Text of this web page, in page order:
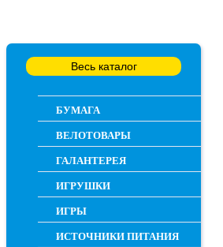
Весь каталог
БУМАГА
ВЕЛОТОВАРЫ
ГАЛАНТЕРЕЯ
ИГРУШКИ
ИГРЫ
ИСТОЧНИКИ ПИТАНИЯ